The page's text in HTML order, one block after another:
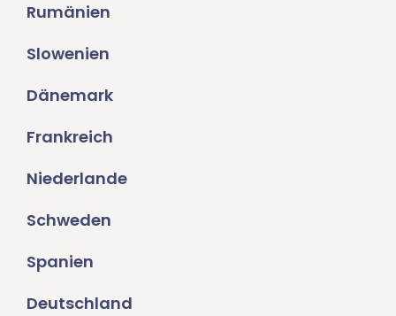
Rumänien
Slowenien
Dänemark
Frankreich
Niederlande
Schweden
Spanien
Deutschland